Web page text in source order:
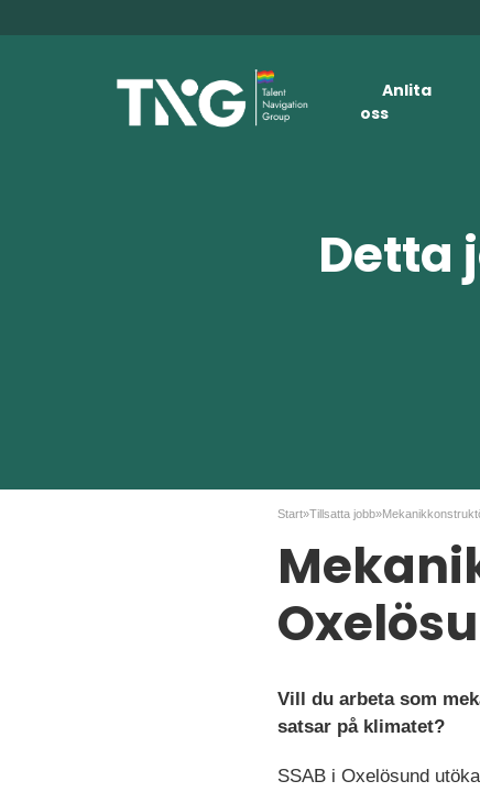
Anlita
oss
Detta
Start»Tillsatta jobb»
Vill du arbeta som
satsar på klimatet?
SSAB i Oxelösund